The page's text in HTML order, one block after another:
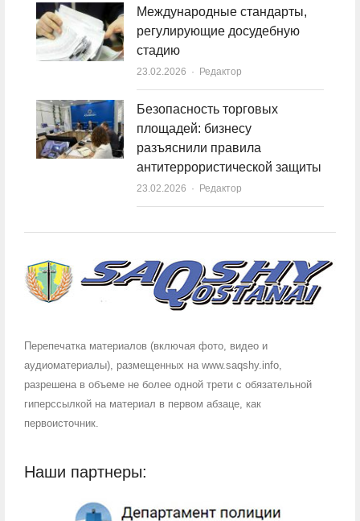
Международные стандарты,
регулирующие досудебную
стадию
23.02.2026 Author
Редактор
Безопасность торговых
площадей: бизнесу
разъяснили правила
антитеррористической защиты
23.02.2026 Author
Редактор
Перепечатка материалов (включая фото, видео и
аудиоматериалы), размещенных на www.saqshy.info,
разрешена в объеме не более одной трети с обязательной
гиперссылкой на материал в первом абзаце, как
первоисточник.
Наши партнеры: